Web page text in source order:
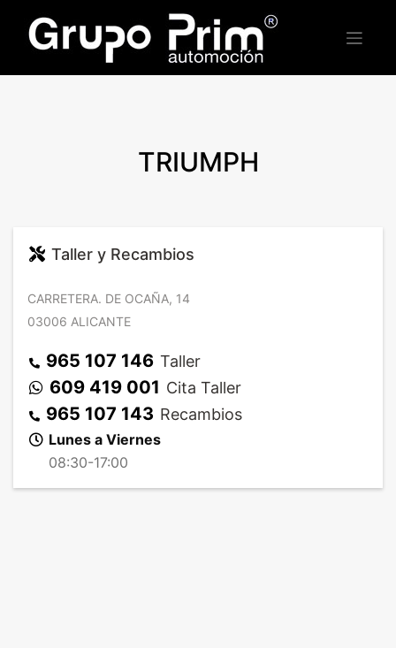
TRIUMPH
Taller y Recambios
CARRETERA. DE OCAÑA, 14
03006 ALICANTE
965 107 146 Taller
609 419 001 Cita Taller
965 107 143 Recambios
Lunes a Viernes
08:30-17:00